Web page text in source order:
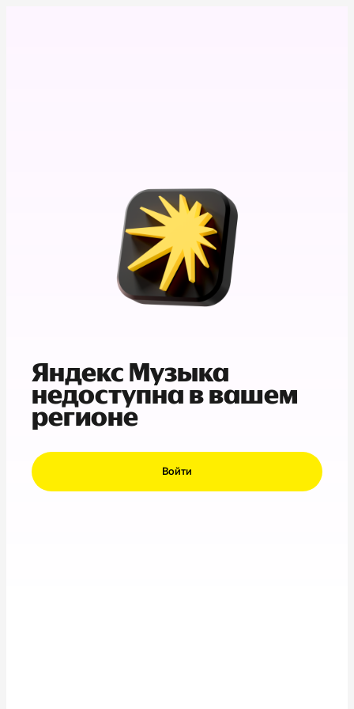
Яндекс Музыка
недоступна в вашем
регионе
Войти